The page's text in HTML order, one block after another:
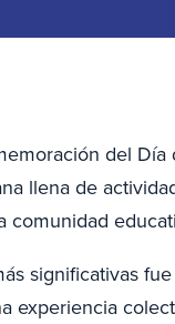
del
llena de
comunidad
significativas
experiencia